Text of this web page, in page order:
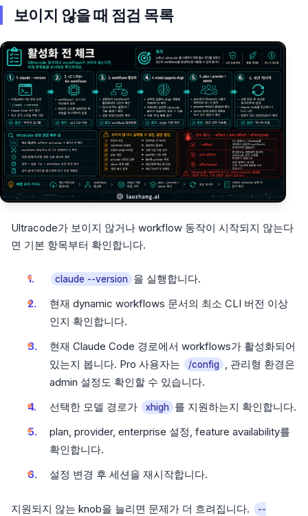
보이지 않을 때 점검 목록
Ultracode가 보이지 않거나 workflow 동작이 시작되지 않는다
면 기본 항목부터 확인합니다.
claude --version 을 실행합니다.
현재 dynamic workflows 문서의 최소 CLI 버전 이상
인지 확인합니다.
현재 Claude Code 경로에서 workflows가 활성화되어
있는지 봅니다. Pro 사용자는
/config , 관리형 환경은
admin 설정도 확인할 수 있습니다.
선택한 모델 경로가
xhigh 를 지원하는지 확인합니다.
plan, provider, enterprise 설정, feature availability를
확인합니다.
설정 변경 후 세션을 재시작합니다.
지원되지 않는 knob을 늘리면 문제가 더 흐려집니다.
--